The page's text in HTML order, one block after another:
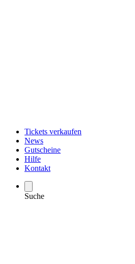
Tickets verkaufen
News
Gutscheine
Hilfe
Kontakt
Suche